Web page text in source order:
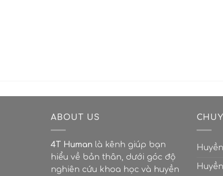
ABOUT US
4T Human là kênh giúp bạn
hiểu về bản thân, dưới góc độ
nghiên cứu khoa học và huyền